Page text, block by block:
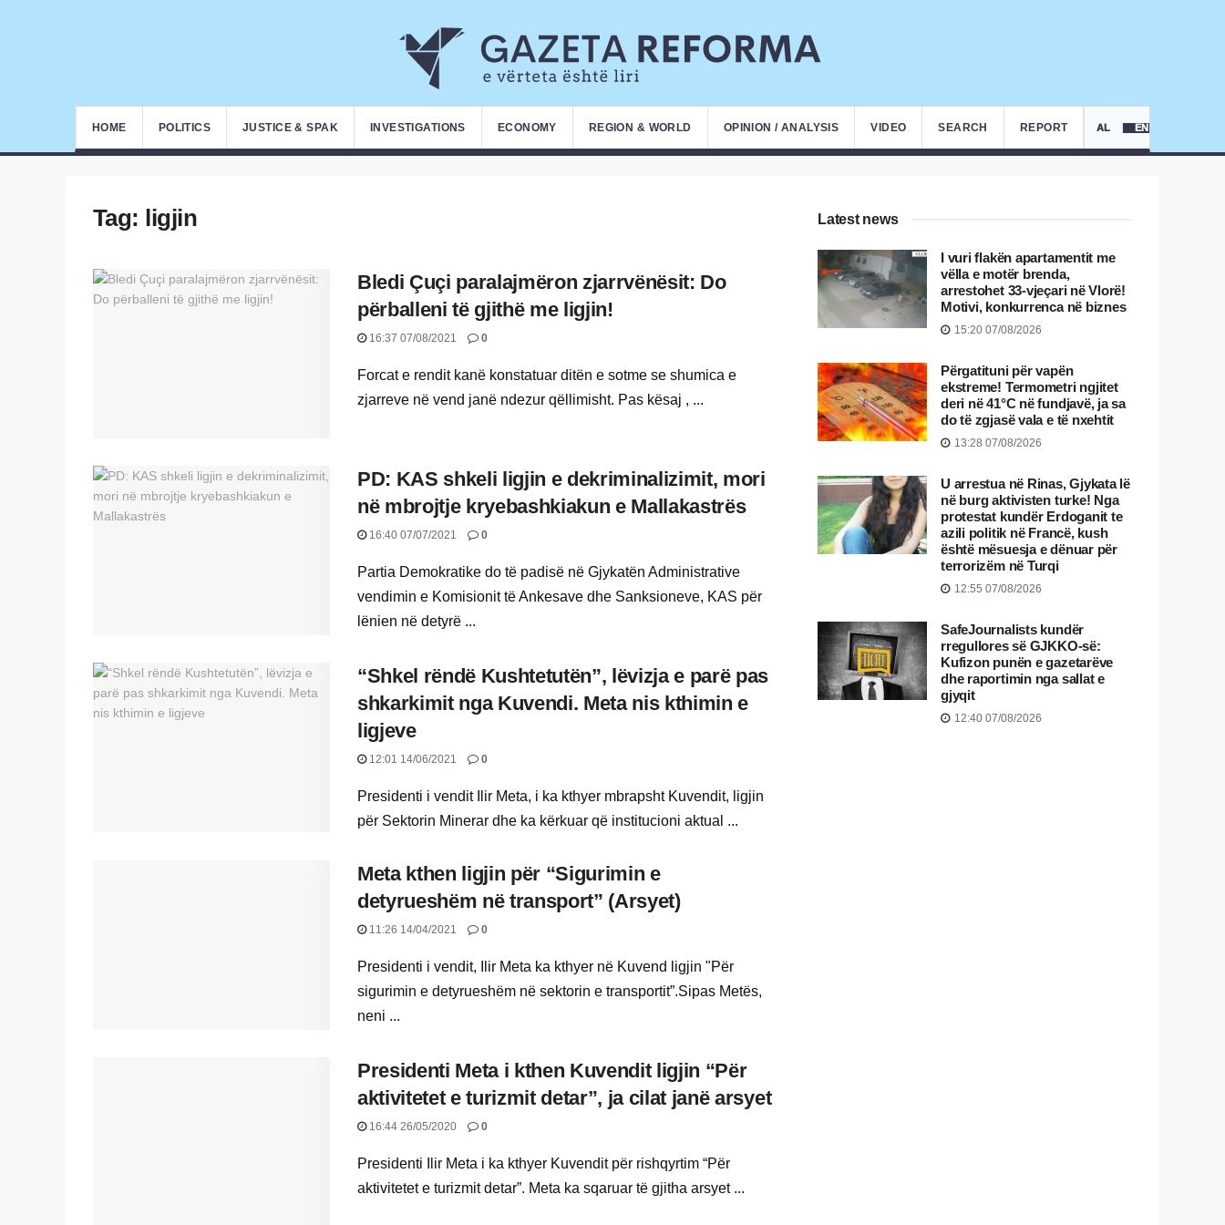
HOME POLITICS JUSTICE & SPAK INVESTIGATIONS ECONOMY REGION & WORLD OPINION / ANALYSIS VIDEO SEARCH REPORT AL EN
Tag: ligjin
Bledi Çuçi paralajmëron zjarrvënësit: Do
përballeni të gjithë me ligjin!
16:37 07/08/2021 0
Forcat e rendit kanë konstatuar ditën e sotme se shumica e
zjarreve në vend janë ndezur qëllimisht. Pas kësaj , ...
PD: KAS shkeli ligjin e dekriminalizimit, mori
në mbrojtje kryebashkiakun e Mallakastrës
16:40 07/07/2021 0
Partia Demokratike do të padisë në Gjykatën Administrative
vendimin e Komisionit të Ankesave dhe Sanksioneve, KAS për
lënien në detyrë ...
“Shkel rëndë Kushtetutën”, lëvizja e parë pas
shkarkimit nga Kuvendi. Meta nis kthimin e
ligjeve
12:01 14/06/2021 0
Presidenti i vendit Ilir Meta, i ka kthyer mbrapsht Kuvendit, ligjin
për Sektorin Minerar dhe ka kërkuar që institucioni aktual ...
Meta kthen ligjin për “Sigurimin e
detyrueshëm në transport” (Arsyet)
11:26 14/04/2021 0
Presidenti i vendit, Ilir Meta ka kthyer në Kuvend ligjin "Për
sigurimin e detyrueshëm në sektorin e transportit”.Sipas Metës,
neni ...
Presidenti Meta i kthen Kuvendit ligjin “Për
aktivitetet e turizmit detar”, ja cilat janë arsyet
16:44 26/05/2020 0
Presidenti Ilir Meta i ka kthyer Kuvendit për rishqyrtim “Për
aktivitetet e turizmit detar”. Meta ka sqaruar të gjitha arsyet ...
Latest news
I vuri flakën apartamentit me
vëlla e motër brenda,
arrestohet 33-vjeçari në Vlorë!
Motivi, konkurrenca në biznes
15:20 07/08/2026
Përgatituni për vapën
ekstreme! Termometri ngjitet
deri në 41°C në fundjavë, ja sa
do të zgjasë vala e të nxehtit
13:28 07/08/2026
U arrestua në Rinas, Gjykata lë
në burg aktivisten turke! Nga
protestat kundër Erdoganit te
azili politik në Francë, kush
është mësuesja e dënuar për
terrorizëm në Turqi
12:55 07/08/2026
SafeJournalists kundër
rregullores së GJKKO-së:
Kufizon punën e gazetarëve
dhe raportimin nga sallat e
gjyqit
12:40 07/08/2026